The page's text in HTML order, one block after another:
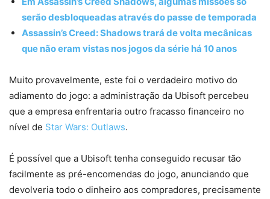
serão desbloqueadas através do passe de temporada
Assassin’s Creed: Shadows trará de volta mecânicas
que não eram vistas nos jogos da série há 10 anos
Muito provavelmente, este foi o verdadeiro motivo do
adiamento do jogo: a administração da Ubisoft percebeu
que a empresa enfrentaria outro fracasso financeiro no
nível de Star Wars: Outlaws.
É possível que a Ubisoft tenha conseguido recusar tão
facilmente as pré-encomendas do jogo, anunciando que
devolveria todo o dinheiro aos compradores, precisamente